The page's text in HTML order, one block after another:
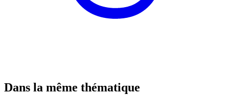
Dans la même thématique